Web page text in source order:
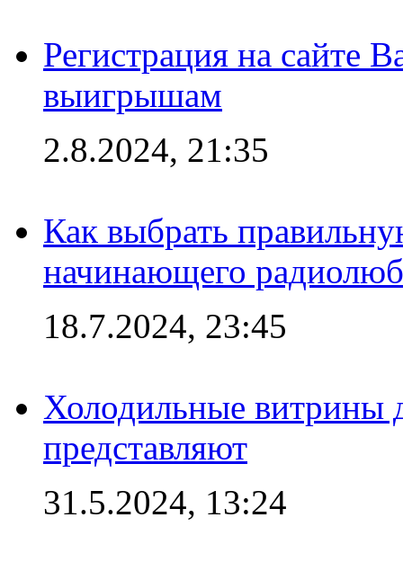
Регистрация на сайте
выигрышам
2.8.2024, 21:35
Как выбрать
начинающего
18.7.2024, 23:45
Холодильные витрины
представляют
31.5.2024, 13:24